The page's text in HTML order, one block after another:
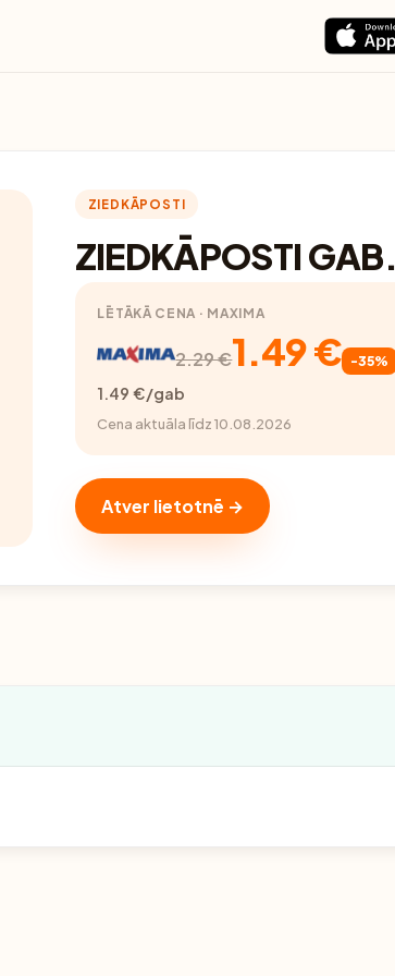
ZIEDKĀPOSTI
ZIEDKĀPOSTI GAB.
LĒTĀKĀ CENA · MAXIMA
2.29 €1.49 € -35%
1.49 €/gab
Cena aktuāla līdz 10.08.2026
Atver lietotnē →